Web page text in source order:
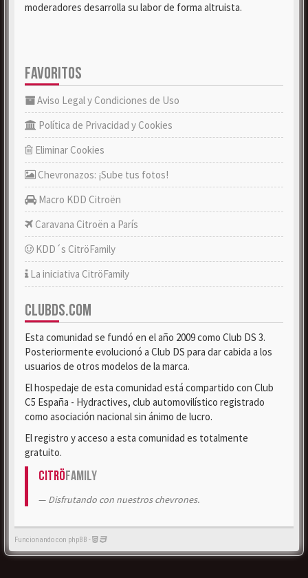
moderadores desarrolla su labor de forma altruista.
FAVORITOS
Aviso Legal y Condiciones de Uso
Política de Privacidad y Cookies
Eliminar Cookies
Chevronazos: ¡Sube tus fotos!
Macro KDD Citroën
Caravana Citroën a París
KDD´s CitröFamily
La iniciativa CitröFamily
CLUBDS.COM
Esta comunidad se fundó en el año 2009 como Club DS 3.
Posteriormente evolucionó a Club DS para dar cabida a los
usuarios de otros modelos de la marca.
El hospedaje de esta comunidad está compartido con Club
C5 España - Hydractives, club automovilístico registrado
como asociación nacional sin ánimo de lucro.
El registro y acceso a esta comunidad es totalmente
gratuito.
CitröFamily
Disfrutando con nuestros chevrones.
Funcionando con phpBB -